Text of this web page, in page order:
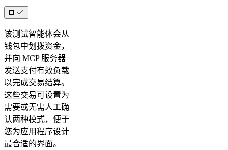
该测试智能体会从
钱包中划拨资金，
并向 MCP 服务器
发送支付有效负载
以完成交易结算。
这些交易可设置为
需要或无需人工确
认两种模式，便于
您为应用程序设计
最合适的界面。